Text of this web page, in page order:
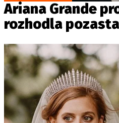
Ariana Grande
rozhodla